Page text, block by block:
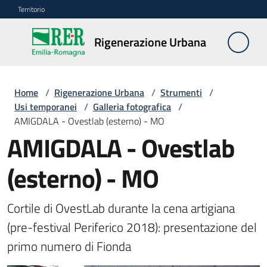
Vai al contenuto
Vai alla navigazione
Vai al footer
Territorio
Rigenerazione Urbana
Rigenerazione
Urbana
Misure
e
Menu selezionato
Norme
e
Home / Rigenerazione Urbana / Strumenti /
Usi temporanei / Galleria fotografica /
AMIGDALA - Ovestlab (esterno) - MO
AMIGDALA - Ovestlab
(esterno) - MO
Cortile di OvestLab durante la cena artigiana
(pre-festival Periferico 2018): presentazione del
primo numero di Fionda